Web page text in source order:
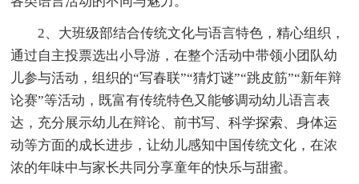
2、大班级部结合传统文化与语言特色，精心组织，
通过自主投票选出小导游，在整个活动中带领小团队幼
儿参与活动，组织的“写春联”“猜灯谜”“跳皮筋”“新年辩
论赛”等活动，既富有传统特色又能够调动幼儿语言表
达，充分展示幼儿在辩论、前书写、科学探索、身体运
动等方面的成长进步，让幼儿感知中国传统文化，在浓
浓的年味中与家长共同分享童年的快乐与甜蜜。